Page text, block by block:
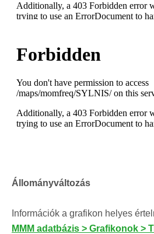
Állományváltozás
Információk a grafikon helyes
MMM adatbázis > Grafikonok >